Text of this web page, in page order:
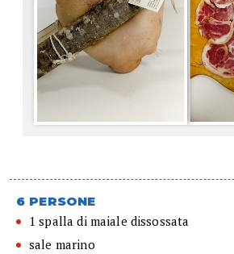
6 PERSONE
1 spalla di maiale dissossata
sale marino